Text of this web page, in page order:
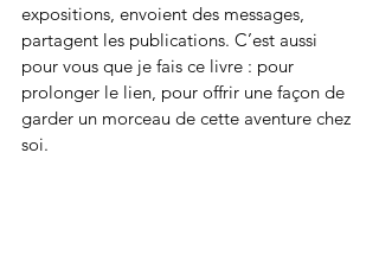
expositions, envoient des messages,
partagent les publications. C’est aussi
pour vous que je fais ce livre : pour
prolonger le lien, pour offrir une façon de
garder un morceau de cette aventure chez
soi.